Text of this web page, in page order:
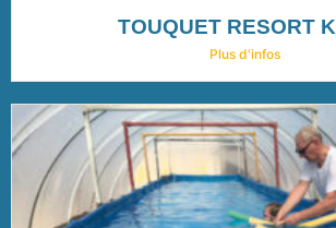
TOUQUET RESORT
Plus d'infos